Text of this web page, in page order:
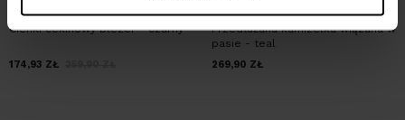
Cienki cekinowy blezer - czarny
174,93 ZŁ
Przedłużana kamizelka wiązana w
pasie - teal
269,90 ZŁ